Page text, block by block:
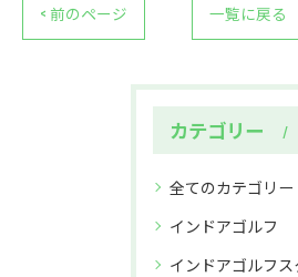
< 前のページ 一覧に戻る
カテゴリー
全てのカテゴリー
インドアゴルフ
インドアゴルフ